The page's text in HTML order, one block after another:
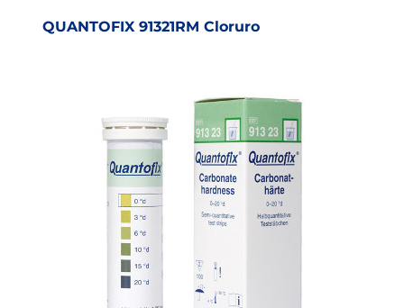
QUANTOFIX 91321RM Cloruro